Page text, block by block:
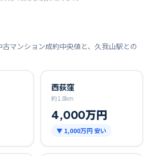
マンション成約中央値と、 久我山駅との
西荻窪
約1.8km
4,000万円
▼ 1,000万円 安い